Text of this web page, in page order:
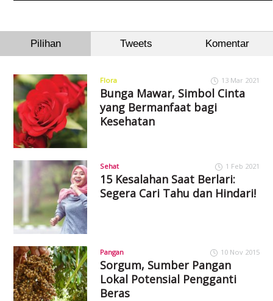
Pilihan Tweets Komentar
Flora 13 Mar 2021
Bunga Mawar, Simbol Cinta
yang Bermanfaat bagi
Kesehatan
Sehat 1 Feb 2021
15 Kesalahan Saat Berlari:
Segera Cari Tahu dan Hindari!
Pangan 10 Nov 2015
Sorgum, Sumber Pangan
Lokal Potensial Pengganti
Beras